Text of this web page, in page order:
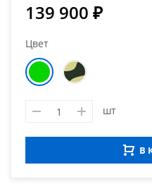
139 900 ₽
Цвет
шт
В